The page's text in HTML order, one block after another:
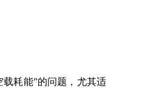
耗能”的问题，尤其适